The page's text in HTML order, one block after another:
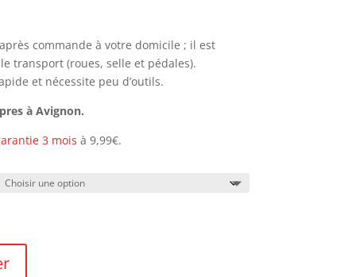
commande à votre domicile ; il est
transport (roues, selle et pédales).
et nécessite peu d’outils.
à Avignon.
3 mois à 9,99€.